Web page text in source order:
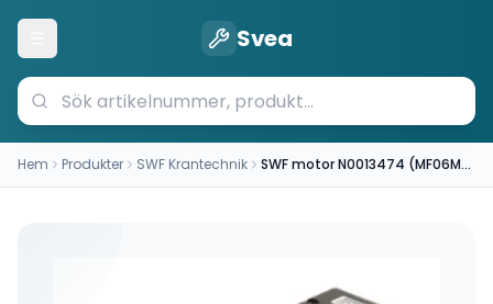
Öppna meny Svea
Hem Produkter SWF Krantechnik SWF motor N0013474 (MF06MK104-136P85055--IP66)